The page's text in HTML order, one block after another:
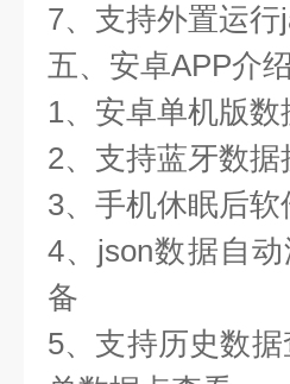
7、支持外置运
五、安卓APP介绍
1、安卓单机版
2、支持蓝牙数据
3、手机休眠后
4、json数据自
备
5、支持历史数